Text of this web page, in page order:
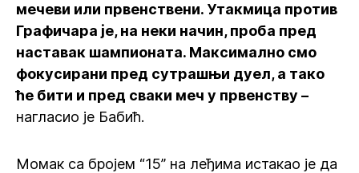
мечеви или првенствени. Утакмица против
Графичара је, на неки начин, проба пред
наставак шампионата. Максимално смо
фокусирани пред сутрашњи дуел, а тако
ће бити и пред сваки меч у првенству –
нагласио је Бабић.
Момак са бројем “15” на леђима истакао је да